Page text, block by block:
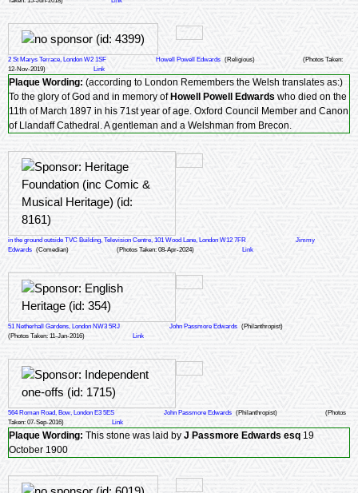
2 St Marys Terrace, London W2 1SF Howell Powell Edwards (Religious)
(Photos Taken:
12-Nov-2019)
Link
Plaque Wording: (according to London Remembers the Welsh translates as:)
To the glory of God and in memory of Howell Powell Edwards who died on the
11th of March 1897 in his 71st year of age. Oxford Council Member and Canon
of Llandaff Cathedral. A gentleman and a Welshman from Brecon.
in the ground outside TVC Building, Television Centre, 101 Wood Lane, London W12 7FR
Jimmy
Edwards (Comedian) (Photos Taken: 08-Apr-2024) Link
51 Netherhall Gardens, London NW3 5RJ John Passmore Edwards (Philanthropist)
(Photos Taken: 11-Jan-2016)
Link
564 Roman Road, Bow, London E3 5ES John Passmore Edwards (Philanthropist)
(Photos
Taken: 07-Sep-2016)
Link
Plaque Wording: This stone was laid by J Passmore Edwards esq 19
October 1900